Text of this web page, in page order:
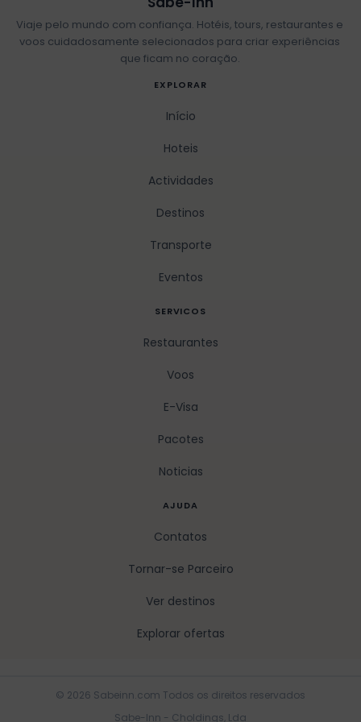
Viaje pelo mundo com confiança. Hotéis, tours, restaurantes e
voos cuidadosamente selecionados para criar experiências
que ficam no coração.
EXPLORAR
Início
Hoteis
Actividades
Destinos
Transporte
Eventos
SERVICOS
Restaurantes
Voos
E-Visa
Pacotes
Noticias
AJUDA
Contatos
Tornar-se Parceiro
Ver destinos
Explorar ofertas
© 2026 Sabeinn.com Todos os direitos reservados
Sabe-Inn - Choldings, Lda